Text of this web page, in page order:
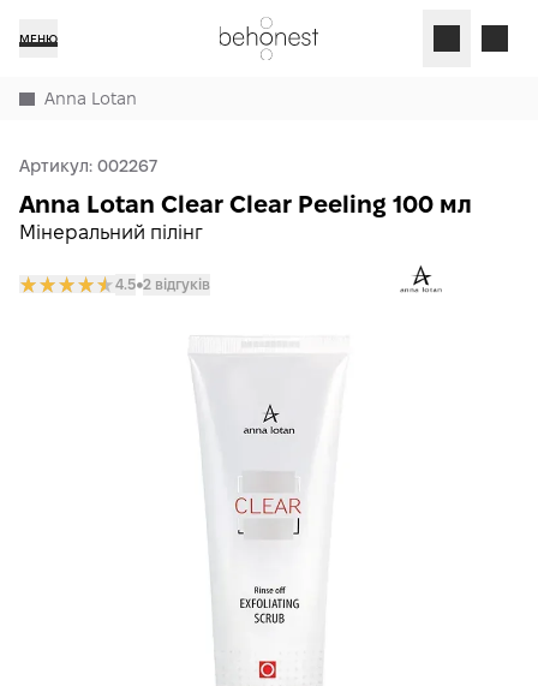
МЕНЮ
Anna Lotan
Артикул: 002267
Мінеральний пілінг
Anna Lotan Clear Clear Peeling 100 мл
4.5𒊹2 відгуків